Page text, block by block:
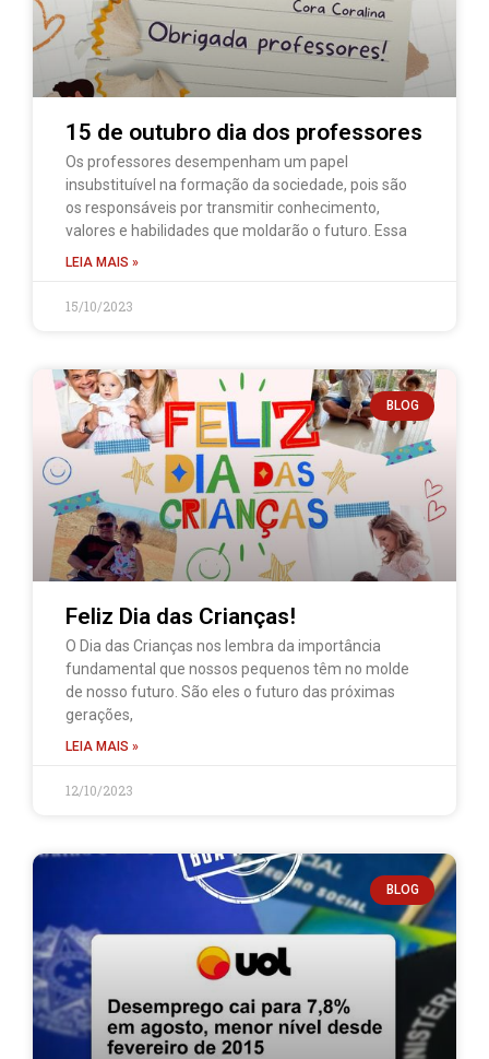
15 de outubro dia dos professores
Os professores desempenham um papel
insubstituível na formação da sociedade, pois são
os responsáveis por transmitir conhecimento,
valores e habilidades que moldarão o futuro. Essa
LEIA MAIS »
15/10/2023
BLOG
Feliz Dia das Crianças!
O Dia das Crianças nos lembra da importância
fundamental que nossos pequenos têm no molde
de nosso futuro. São eles o futuro das próximas
gerações,
LEIA MAIS »
12/10/2023
BLOG